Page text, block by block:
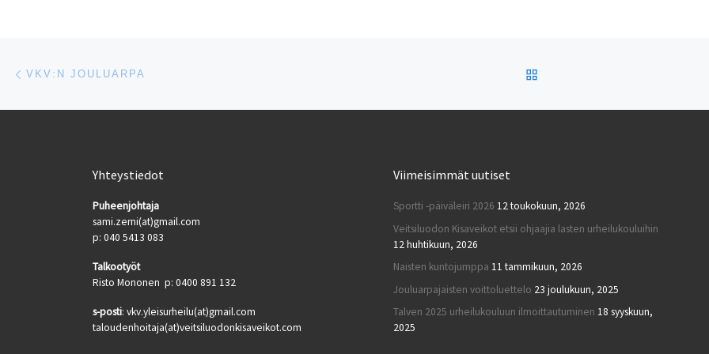
Artikkelien navigointi
VKV:N JOULUARPA
Yhteystiedot
Puheenjohtaja
sami.zerni(at)gmail.com
p: 040 5413 083
Talkootyöt
Risto Mononen p: 0400 891 132
s-posti: vkv.yleisurheilu(at)gmail.com
taloudenhoitaja(at)veitsiluodonkisaveikot.com
Viimeisimmät uutiset
Sportti -päiväleiri 2026 12 toukokuun, 2026
Veitsiluodon Kisaveikot etsii ohjaajia lasten urheilukouluihin
12 huhtikuun, 2026
Naisten kuntojumppa 11 tammikuun, 2026
Jouluarpajaisten voittoluettelo 23 joulukuun, 2025
Talven 2025 urheilukouluun ilmoittautuminen 18 syyskuun,
2025